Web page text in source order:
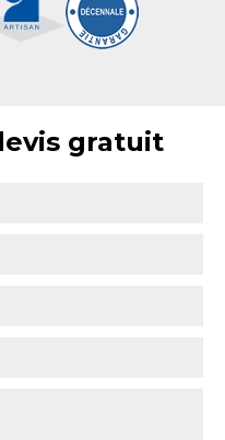
gratuit